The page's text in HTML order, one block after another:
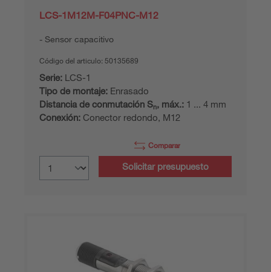
LCS-1M12M-F04PNC-M12
Sensor capacitivo
Código del articulo: 50135689
Serie: LCS-1
Tipo de montaje: Enrasado
Distancia de conmutación Sn, máx.: 1 ... 4 mm
Conexión: Conector redondo, M12
Comparar
Solicitar presupuesto